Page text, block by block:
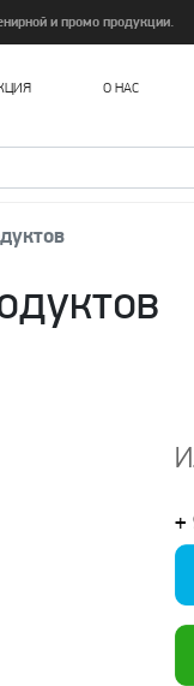
и промо продукции.
О НАС
+